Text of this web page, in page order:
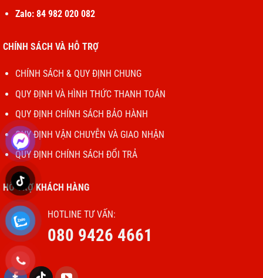
Zalo: 84 982 020 082
CHÍNH SÁCH VÀ HỖ TRỢ
CHÍNH SÁCH & QUY ĐỊNH CHUNG
QUY ĐỊNH VÀ HÌNH THỨC THANH TOÁN
QUY ĐỊNH CHÍNH SÁCH BẢO HÀNH
QUY ĐỊNH VẬN CHUYỄN VÀ GIAO NHẬN
QUY ĐỊNH CHÍNH SÁCH ĐỔI TRẢ
HỖ TRỢ KHÁCH HÀNG
HOTLINE TƯ VẤN:
080 9426 4661